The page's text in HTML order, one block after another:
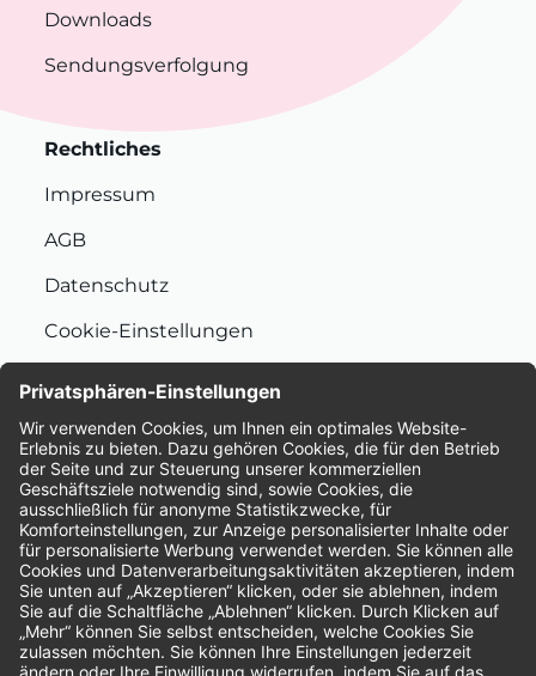
Downloads
Sendungsverfolgung
Rechtliches
Impressum
AGB
Datenschutz
Cookie-Einstellungen
Bewertungen